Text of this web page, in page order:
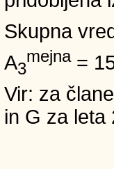
Skupna
A3
mejna=
Vir: za
in G za leta